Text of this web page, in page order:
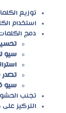
توزيع
استخدام
دمج
سيو
تصدر
سيو
تجنب الحشو
التركيز